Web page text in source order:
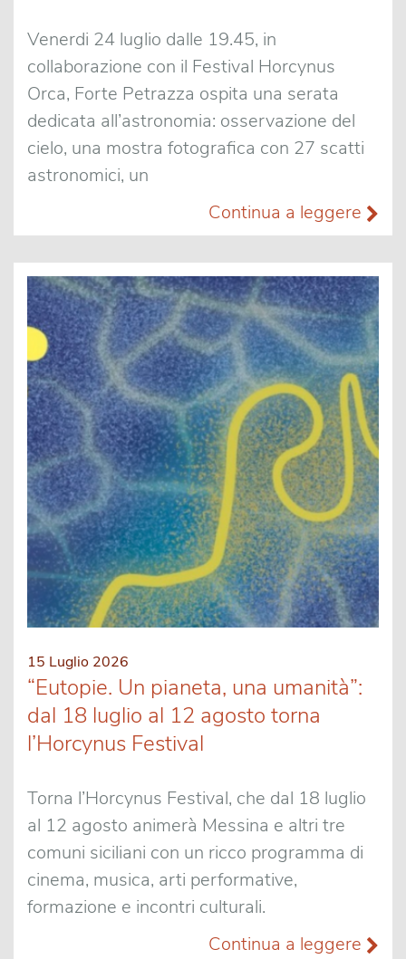
Venerdi 24 luglio dalle 19.45, in
collaborazione con il Festival Horcynus
Orca, Forte Petrazza ospita una serata
dedicata all’astronomia: osservazione del
cielo, una mostra fotografica con 27 scatti
astronomici, un
Continua a leggere
15 Luglio 2026
“Eutopie. Un pianeta, una umanità”:
dal 18 luglio al 12 agosto torna
l’Horcynus Festival
Torna l’Horcynus Festival, che dal 18 luglio
al 12 agosto animerà Messina e altri tre
comuni siciliani con un ricco programma di
cinema, musica, arti performative,
formazione e incontri culturali.
Continua a leggere